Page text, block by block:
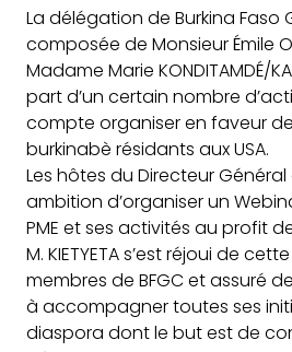
La délégation de Burkina Faso
composée de Monsieur Émile
Madame Marie KONDITAMDÉ/
part d’un certain nombre
compte organiser en faveur
burkinabè résidants aux USA.
Les hôtes du Directeur
ambition d’organiser un
PME et ses activités au profit
M. KIETYETA s’est réjoui de
membres de BFGC et assuré
à accompagner toutes ses
diaspora dont le but est de